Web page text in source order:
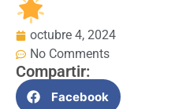
octubre 4, 2024
No Comments
Compartir:
Facebook